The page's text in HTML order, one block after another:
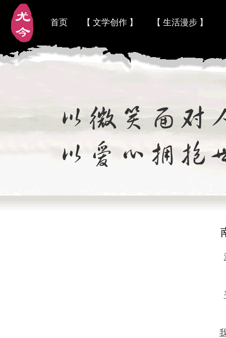
首页 【 文学创作 】 【 生活漫步 】